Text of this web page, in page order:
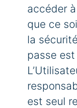
accéder
que ce
la
passe
est seul